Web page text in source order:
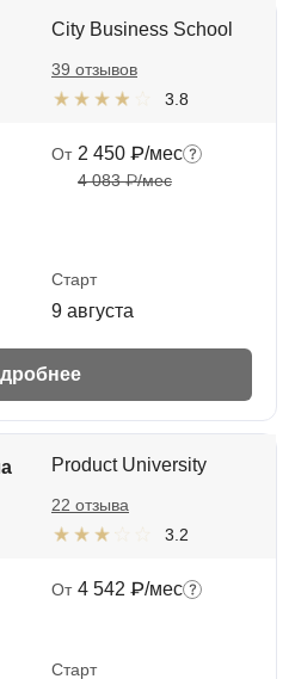
City Business School
3.8
39 отзывов
От 2 450 ₽/мес
4 083 ₽/мес
Старт
9 августа
Product University
3.2
22 отзыва
От 4 542 ₽/мес
Старт